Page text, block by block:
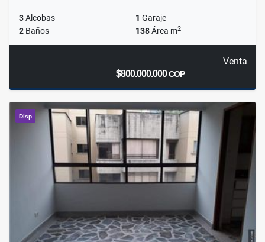
3Alcobas 1 Garaje
2 Baños 138Área m2
Venta
$800.000.000COP
Disp